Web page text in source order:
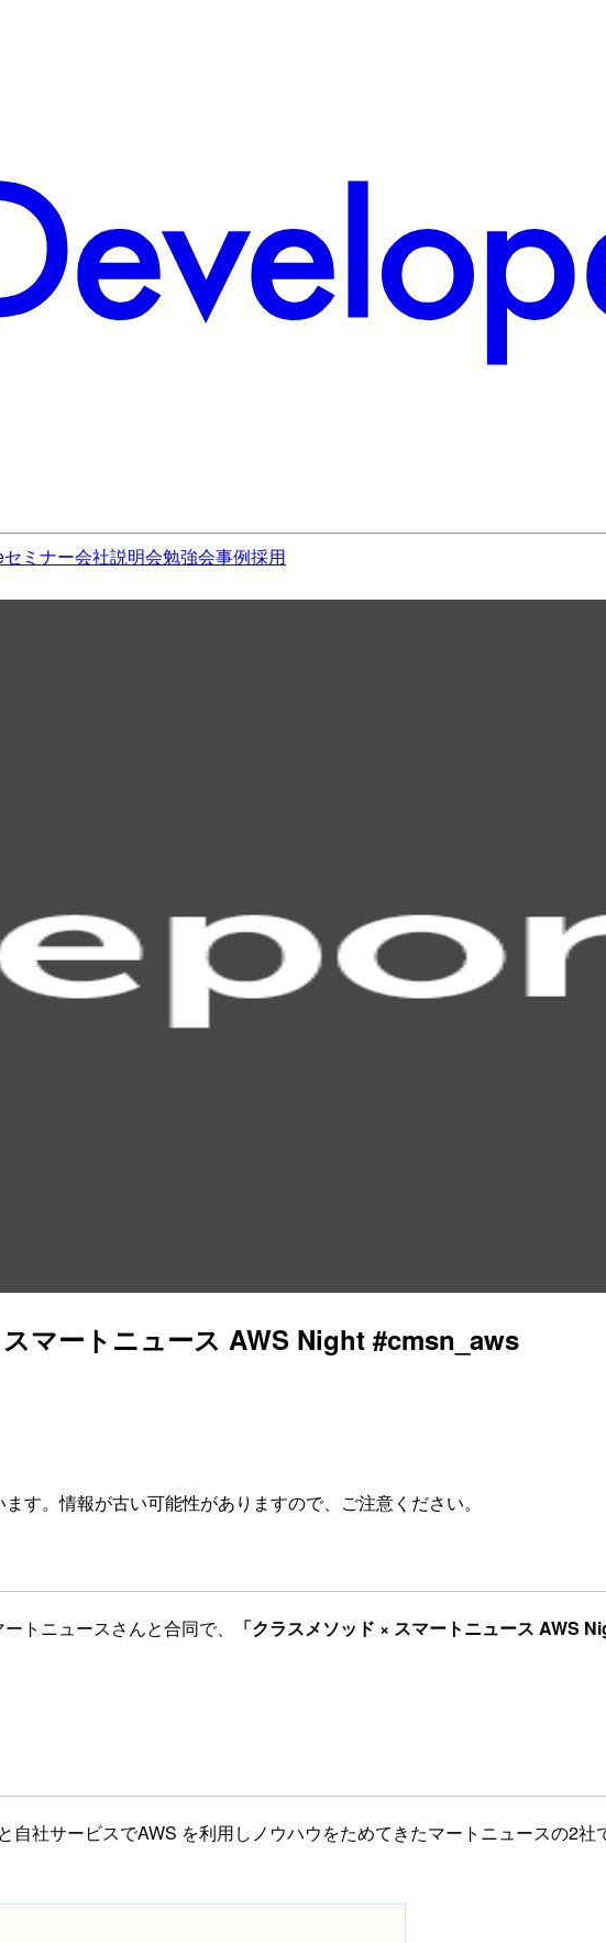
セミナー会社説明会勉強会事例採用
マートニュース AWS Night #cmsn_aws
す。情報が古い可能性がありますので、ご注意ください。
トニュースさんと合同で、 「クラスメソッド × スマートニュース AWS
自社サービスでAWS を利用しノウハウをためてきたマートニュースの2